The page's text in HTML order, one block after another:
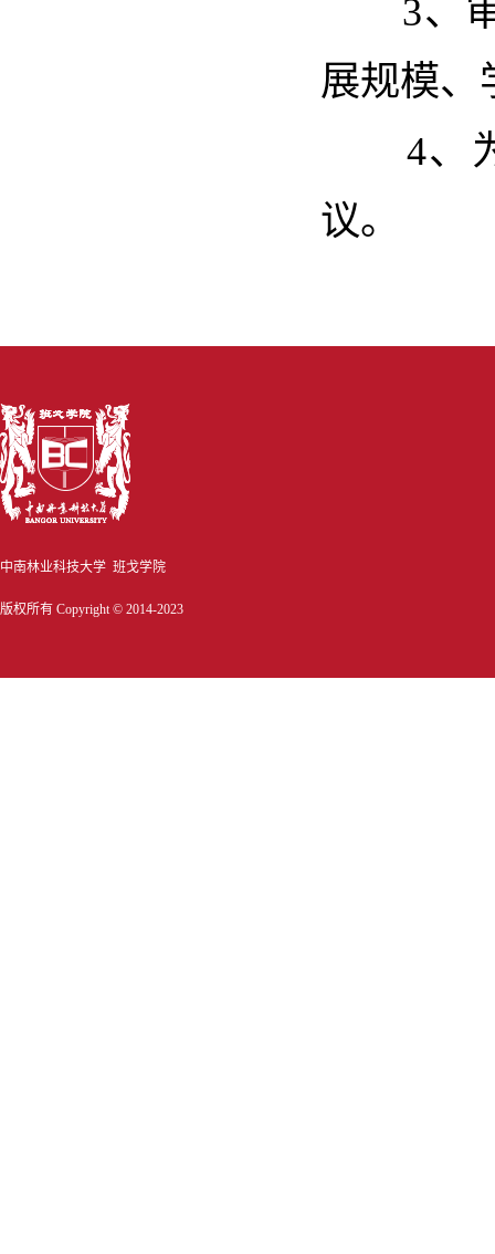
3、审
展规模、
4、为
议。
中南林业科技大学 班戈学院
版权所有 Copyright © 2014-2023